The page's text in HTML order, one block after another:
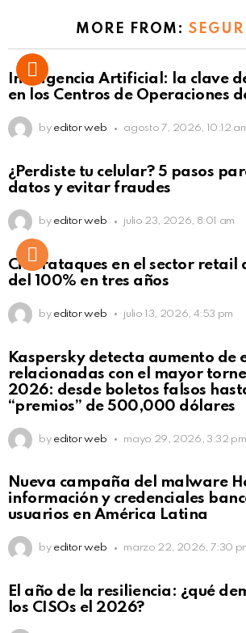
MORE FROM:
Inteligencia Artificial: la clave
en los Centros de Operaciones
by editor web agosto 7, 2026, 10:12
¿Perdiste tu celular? 5 pasos
datos y evitar fraudes
by editor web julio 23, 2026, 8:01 am
Ciberataques en el sector retail
del 100% en tres años
by editor web julio 13, 2026, 4:53 pm
Kaspersky detecta aumento de
relacionadas con el mayor
2026: desde boletos falsos
“premios” de 500,000 dólares
by editor web mayo 29, 2026, 3:32 pm
Nueva campaña del malware
información y credenciales
usuarios en América Latina
by editor web marzo 22, 2026, 7:30
El año de la resiliencia: ¿qué
los CISOs el 2026?